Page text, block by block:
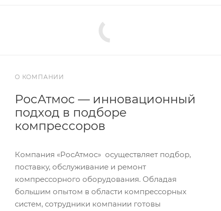
О КОМПАНИИ
РосАтмос — инновационный
подход в подборе
компрессоров
Компания «РосАтмос» осуществляет подбор,
поставку, обслуживание и ремонт
компрессорного оборудования. Обладая
большим опытом в области компрессорных
систем, сотрудники компании готовы